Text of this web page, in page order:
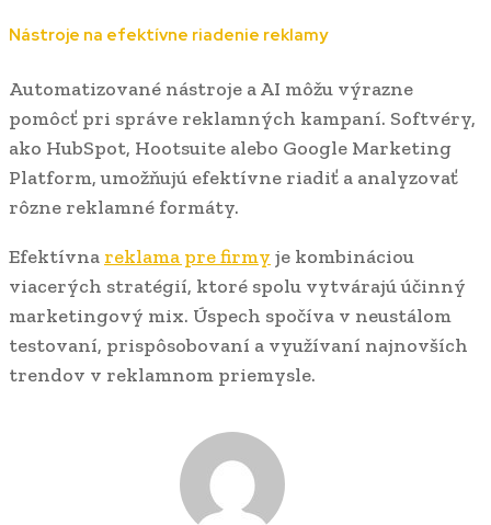
Nástroje na efektívne riadenie reklamy
Automatizované nástroje a AI môžu výrazne
pomôcť pri správe reklamných kampaní. Softvéry,
ako HubSpot, Hootsuite alebo Google Marketing
Platform, umožňujú efektívne riadiť a analyzovať
rôzne reklamné formáty.
Efektívna reklama pre firmy je kombináciou
viacerých stratégií, ktoré spolu vytvárajú účinný
marketingový mix. Úspech spočíva v neustálom
testovaní, prispôsobovaní a využívaní najnovších
trendov v reklamnom priemysle.